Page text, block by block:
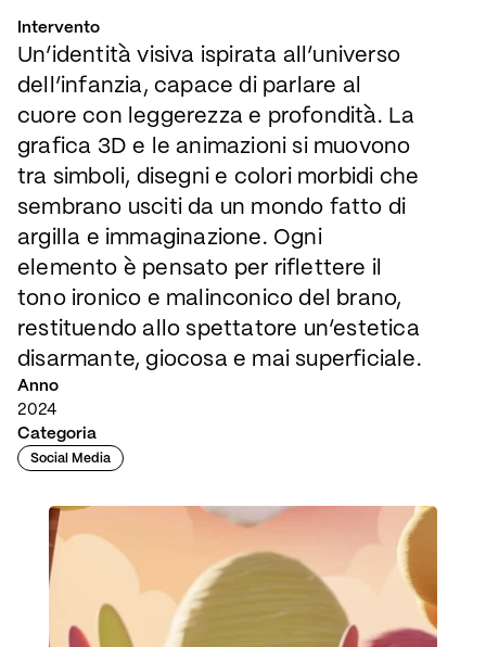
Intervento
Un’identità visiva ispirata all’universo
dell’infanzia, capace di parlare al
cuore con leggerezza e profondità. La
grafica 3D e le animazioni si muovono
tra simboli, disegni e colori morbidi che
sembrano usciti da un mondo fatto di
argilla e immaginazione. Ogni
elemento è pensato per riflettere il
tono ironico e malinconico del brano,
restituendo allo spettatore un’estetica
disarmante, giocosa e mai superficiale.
Anno
2024
Categoria
Social Media